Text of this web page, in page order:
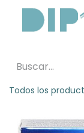
Todos los